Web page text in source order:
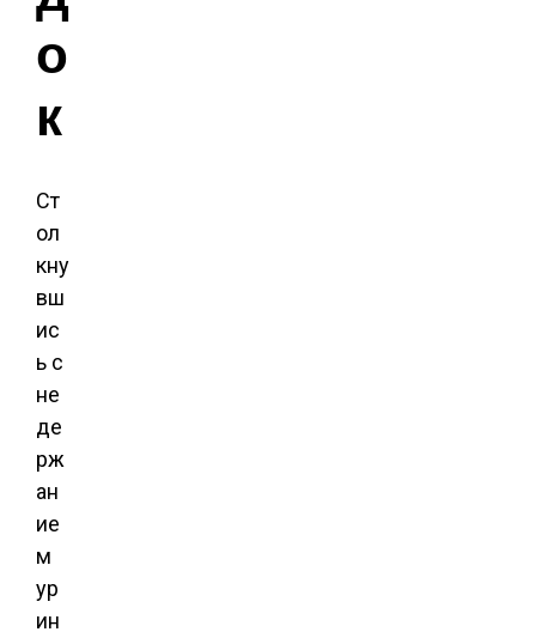
о
к
Ст
ол
кну
вш
ис
ь с
не
де
рж
ан
ие
м
ур
ин